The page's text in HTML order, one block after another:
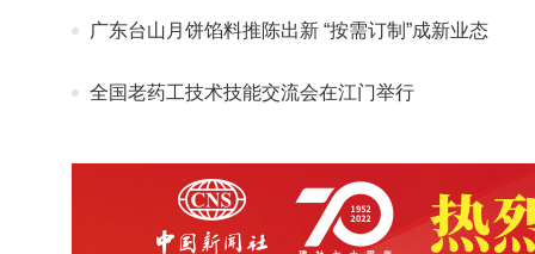
广东台山月饼馅料推陈出新 “按需订制”成新业态
全国老药工技术技能交流会在江门举行